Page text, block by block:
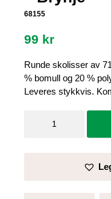
68155
99 kr
Runde skolisser av
% bomull og 20 %
Leveres stykkvis.